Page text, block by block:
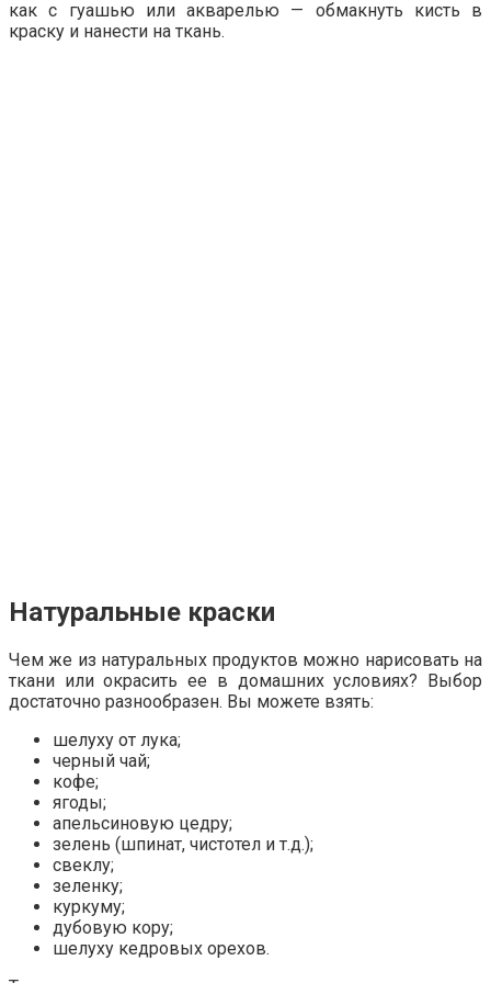
как с гуашью или акварелью — обмакнуть кисть в
краску и нанести на ткань.
Натуральные краски
Чем же из натуральных продуктов можно нарисовать на
ткани или окрасить ее в домашних условиях? Выбор
достаточно разнообразен. Вы можете взять:
шелуху от лука;
черный чай;
кофе;
ягоды;
апельсиновую цедру;
зелень (шпинат, чистотел и т.д.);
свеклу;
зеленку;
куркуму;
дубовую кору;
шелуху кедровых орехов.